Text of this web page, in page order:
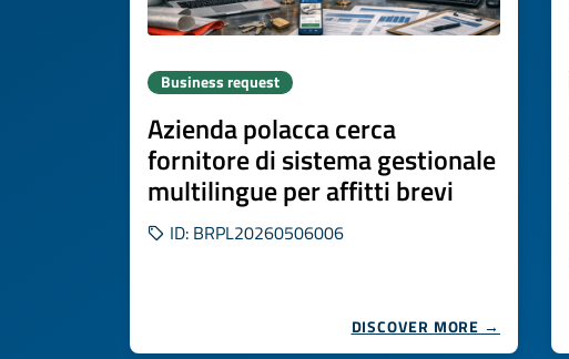
Business request
Azienda polacca cerca
fornitore di sistema gestionale
multilingue per affitti brevi
ID: BRPL20260506006
DISCOVER MORE →